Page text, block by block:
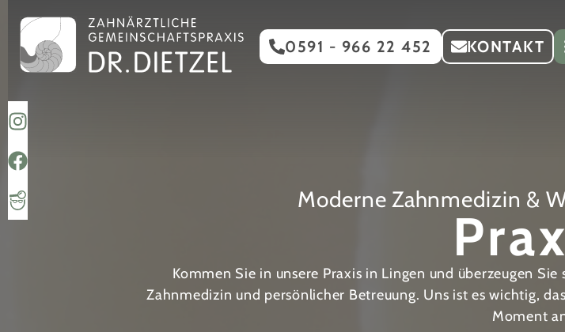
0591 - 966 22 452 KONTAKT
Moderne Zahnmedizin &
Kommen Sie in unsere Praxis in Lingen und überzeugen
Zahnmedizin und persönlicher Betreuung. Uns ist es wichtig,
Moment